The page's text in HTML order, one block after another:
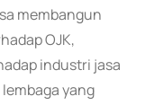
membangun
OJK,
industri jasa
yang